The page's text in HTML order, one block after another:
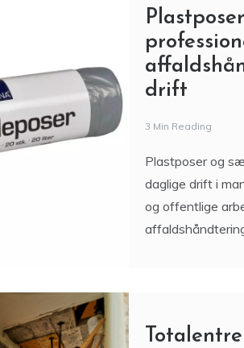
drift
3 Min Reading
Plastposer og
daglige drift i
og offentlige